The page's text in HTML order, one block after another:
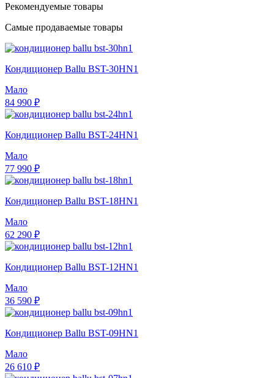
Рекомендуемые товары
Самые продаваемые товары
Кондиционер Ballu BST-30HN1
Мало
84 990 ₽
Кондиционер Ballu BST-24HN1
Мало
77 990 ₽
Кондиционер Ballu BST-18HN1
Мало
62 290 ₽
Кондиционер Ballu BST-12HN1
Мало
36 590 ₽
Кондиционер Ballu BST-09HN1
Мало
26 610 ₽